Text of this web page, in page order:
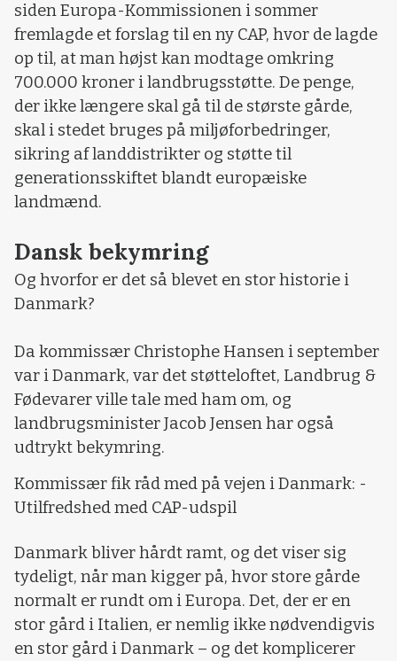
siden Europa-Kommissionen i sommer
fremlagde et forslag til en ny CAP, hvor de lagde
op til, at man højst kan modtage omkring
700.000 kroner i landbrugsstøtte. De penge,
der ikke længere skal gå til de største gårde,
skal i stedet bruges på miljøforbedringer,
sikring af landdistrikter og støtte til
generationsskiftet blandt europæiske
landmænd.
Dansk bekymring
Og hvorfor er det så blevet en stor historie i
Danmark?
Da kommissær Christophe Hansen i september
var i Danmark, var det støtteloftet, Landbrug &
Fødevarer ville tale med ham om, og
landbrugsminister Jacob Jensen har også
udtrykt bekymring.
Kommissær fik råd med på vejen i Danmark: -
Utilfredshed med CAP-udspil
Danmark bliver hårdt ramt, og det viser sig
tydeligt, når man kigger på, hvor store gårde
normalt er rundt om i Europa. Det, der er en
stor gård i Italien, er nemlig ikke nødvendigvis
en stor gård i Danmark – og det komplicerer